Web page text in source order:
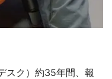
スク）約35年間、報